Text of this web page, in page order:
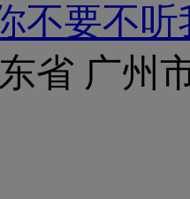
不要不听
省 广州